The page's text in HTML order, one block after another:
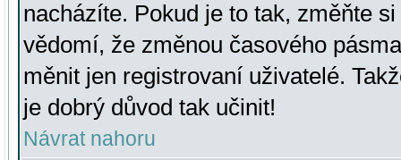
nacházíte. Pokud je to tak, změňte
vědomí, že změnou časového
měnit jen registrovaní uživatelé.
je dobrý důvod tak učinit!
Návrat nahoru